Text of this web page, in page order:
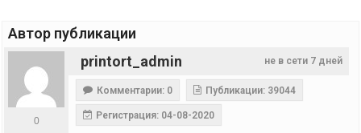
Автор публикации
не в сети 7 дней
printort_admin
0
Комментарии: 0 Публикации: 39044
Регистрация: 04-08-2020